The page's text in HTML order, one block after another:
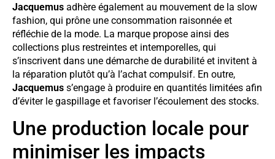
Jacquemus adhère également au mouvement de la slow
fashion, qui prône une consommation raisonnée et
réfléchie de la mode. La marque propose ainsi des
collections plus restreintes et intemporelles, qui
s’inscrivent dans une démarche de durabilité et invitent à
la réparation plutôt qu’à l’achat compulsif. En outre,
Jacquemus s’engage à produire en quantités limitées afin
d’éviter le gaspillage et favoriser l’écoulement des stocks.
Une production locale pour
minimiser les impacts